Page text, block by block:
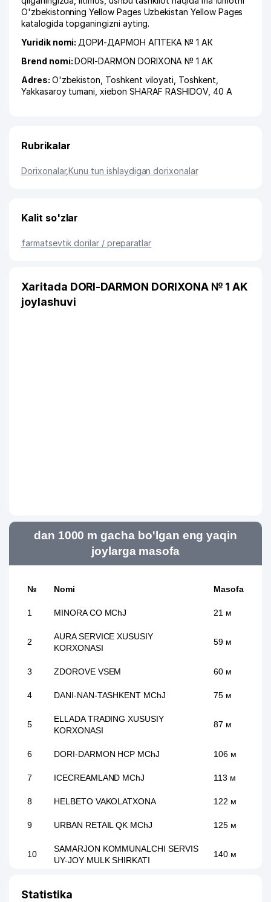
O'zbekistonning Yellow Pages Uzbekistan Yellow Pages
katalogida topganingizni ayting.
Yuridik nomi: ДОРИ-ДАРМОН АПТЕКА № 1 АК
Brend nomi:DORI-DARMON DORIXONA № 1 AK
Adres: O'zbekiston, Toshkent viloyati Toshkent
Yakkasaroy tumani ,xiеbon SHARAF RASHIDOV, 40 A
Rubrikalar
Dorixonalar,Kunu tun ishlaydigan dorixonalar
Kalit so'zlar
farmatsevtik dorilar / preparatlar
Xaritada DORI-DARMON DORIXONA № 1 AK
joylashuvi
dan 1000 m gacha bo'lgan eng yaqin
joylarga masofa
№ Nomi Masofa
1 MINORA CO MChJ 21 м
2
AURA SERVICE XUSUSIY
KORXONASI
59 м
3 ZDOROVE VSEM 60 м
4 DANI-NAN-TASHKENT MChJ 75 м
5
ELLADA TRADING XUSUSIY
KORXONASI
87 м
6 DORI-DARMON HCP MChJ 106 м
7 ICECREAMLAND MChJ 113 м
8 HELBETO VAKOLATXONA 122 м
9 URBAN RETAIL QK MChJ 125 м
10
SAMARJON KOMMUNALCHI SERVIS
UY-JOY MULK SHIRKATI
140 м
Statistika